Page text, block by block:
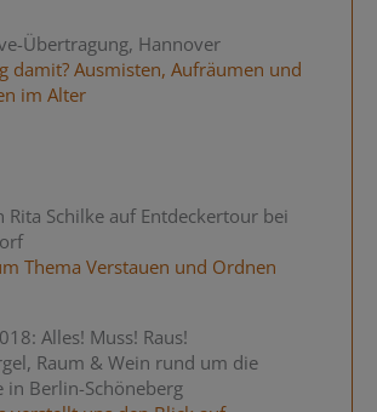
Übertragung, Hannover
damit? Ausmisten, Aufräumen und
im Alter
Rita Schilke auf Entdeckertour bei
Thema Verstauen und Ordnen
Alles! Muss! Raus!
Raum & Wein rund um die
in Berlin-Schöneberg